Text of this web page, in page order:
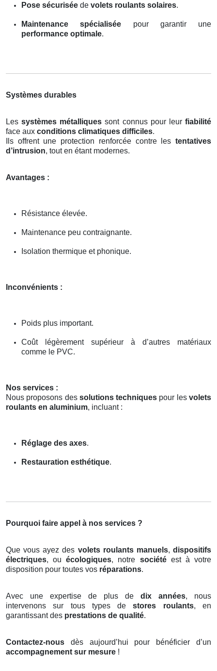
Pose sécurisée de volets roulants solaires.
Maintenance spécialisée pour garantir une
performance optimale.
Systèmes durables
Lessystèmes métalliques sont connus pour leurfiabilité
face aux conditions climatiques difficiles.
Ils offrent une protection renforcée contre les tentatives
d’intrusion, tout en étant modernes.
Avantages :
Résistance élevée.
Maintenance peu contraignante.
Isolation thermique et phonique.
Inconvénients :
Poids plus important.
Coût légèrement supérieur à d’autres matériaux
comme le PVC.
Nos services :
Nous proposons des solutions techniques pour lesvolets
roulants en aluminium, incluant :
Réglage des axes.
Restauration esthétique.
Pourquoi faire appel à nos services ?
Que vous ayez des volets roulants manuels,dispositifs
électriques, ouécologiques, notre sociétéest à votre
disposition pour toutes vos réparations.
Avec une expertise de plus de dix années, nous
intervenons sur tous types destores roulants, en
garantissant des prestations de qualité.
Contactez-nous dès aujourd’hui pour bénéficier d’un
accompagnement sur mesure !